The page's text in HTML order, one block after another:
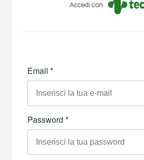
Accedi con